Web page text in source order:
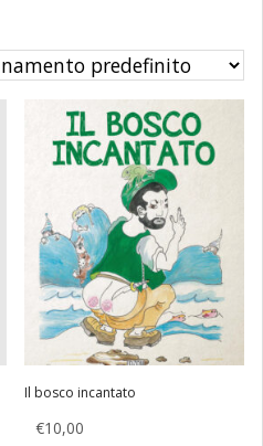
Il bosco incantato
€10,00